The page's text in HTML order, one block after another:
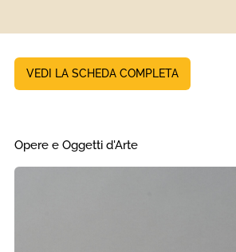
VEDI LA SCHEDA COMPLETA
Opere e Oggetti d'Arte